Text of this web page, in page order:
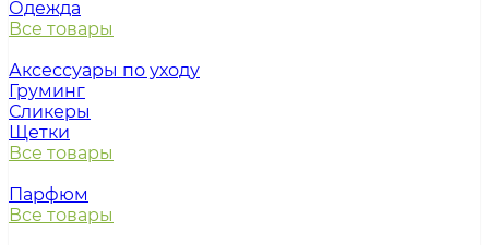
Одежда
Все товары
Аксессуары по уходу
Груминг
Сликеры
Щетки
Все товары
Парфюм
Все товары